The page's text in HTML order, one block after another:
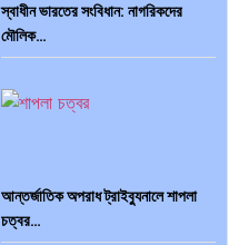
ক্রূরতা ও ধ্বংসের মহাকাব্য: পৃথিবীর…
পূর্ব ইউরোপ বনাম তুরস্ক: শত…
স্বাধীন ভারতের সংবিধান: নাগরিকদের
মৌলিক…
আন্তর্জাতিক অপরাধ ট্রাইব্যুনালে শাপলা
চত্বর…